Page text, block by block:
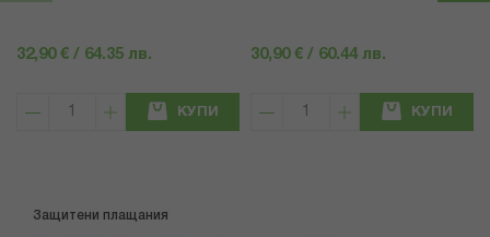
32,90 € / 64.35 лв.
КУПИ
30,90 € / 60.44 лв.
КУПИ
Защитени плащания